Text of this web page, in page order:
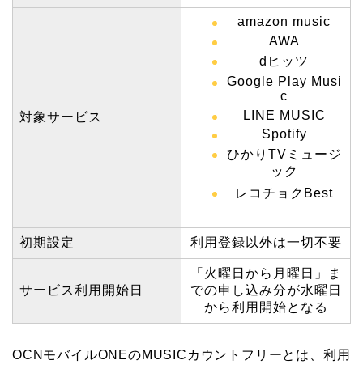
対象サービス
amazon music
AWA
dヒッツ
Google Play Musi
c
LINE MUSIC
Spotify
ひかりTVミュージ
ック
レコチョクBest
初期設定 利用登録以外は一切不要
サービス利用開始日
「火曜日から月曜日」ま
での申し込み分が水曜日
から利用開始となる
OCNモバイルONEのMUSICカウントフリーとは、利用